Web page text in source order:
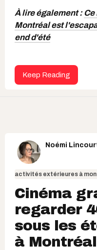
À lire également :
Montréal est
end d'été
Keep Reading
Noémi
activités extérieures à
Cinéma
regarder
sous les
à Montréal